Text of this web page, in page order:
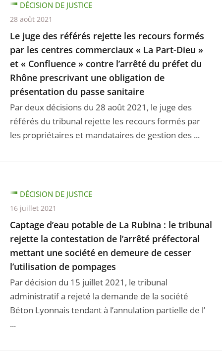
Le juge des référés rejette les recours formés
par les centres commerciaux « La Part-Dieu »
et « Confluence » contre l’arrêté du préfet du
Rhône prescrivant une obligation de
présentation du passe sanitaire
Par deux décisions du 28 août 2021, le juge des
référés du tribunal rejette les recours formés par
les propriétaires et mandataires de gestion des ...
DÉCISION DE JUSTICE
28 août 2021
Captage d’eau potable de La Rubina : le tribunal
rejette la contestation de l’arrêté préfectoral
mettant une société en demeure de cesser
l’utilisation de pompages
Par décision du 15 juillet 2021, le tribunal
administratif a rejeté la demande de la société
Béton Lyonnais tendant à l’annulation partielle de l’
...
DÉCISION DE JUSTICE
16 juillet 2021